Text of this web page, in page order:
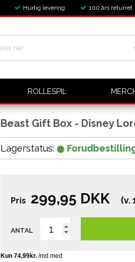
Hurtig levering 100 års returret
ROLLESPIL
Beast Gift Box - Disney
Lagerstatus:
Pris 299,95 DKK (v.
ANTAL